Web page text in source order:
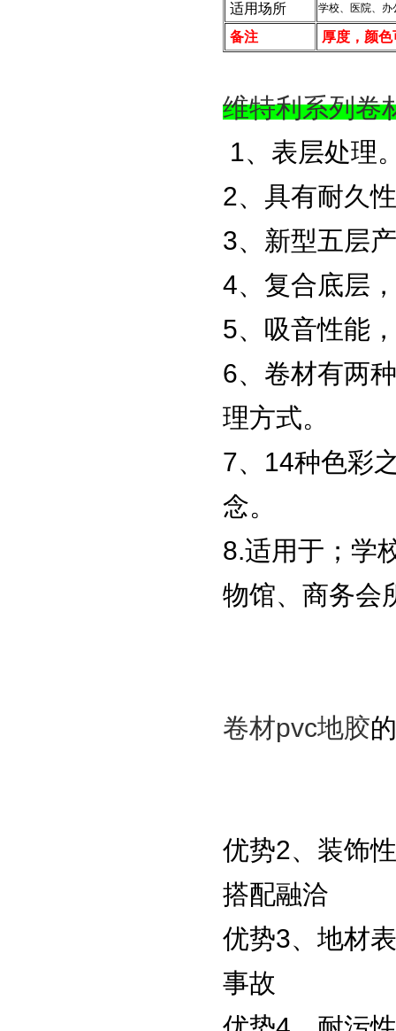
适用场所
学校、医院、办
备注 厚度，颜
维特利系列卷
1、表层处理
2、具有耐久
3、新型五层
4、复合底层
5、吸音性能
6、卷材有两
理方式。
7、14种色彩
念。
8.适用于；学
物馆、商务会
卷材pvc地胶
优势2、装饰
搭配融洽
优势3、地材
事故